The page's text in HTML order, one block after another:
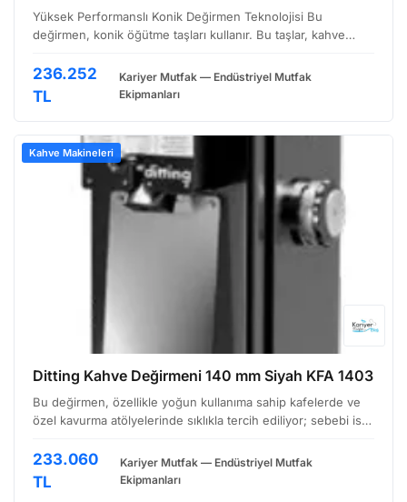
Yüksek Performanslı Konik Değirmen Teknolojisi Bu
değirmen, konik öğütme taşları kullanır. Bu taşlar, kahve
korumaya yardımcı olur. Konik değirmenler, diskli
değirmenle…
236.252
TL
Kariyer Mutfak — Endüstriyel Mutfak
Ekipmanları
Kahve Makineleri
Ditting Kahve Değirmeni 140 mm Siyah KFA 1403
Bu değirmen, özellikle yoğun kullanıma sahip kafelerde ve
özel kavurma atölyelerinde sıklıkla tercih ediliyor; sebebi ise
Performanslı Öğütme Teknolojisi Ditting KFA 14…
233.060
TL
Kariyer Mutfak — Endüstriyel Mutfak
Ekipmanları